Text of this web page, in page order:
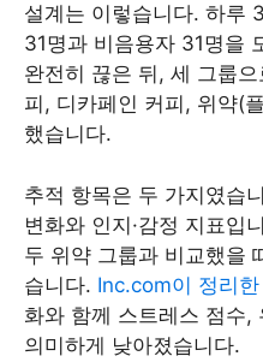
설계는 이렇습니다. 하루
31명과 비음용자 31명을
완전히 끊은 뒤, 세 그룹
피, 디카페인 커피, 위약(
했습니다.
추적 항목은 두 가지였습
변화와 인지·감정 지표입
두 위약 그룹과 비교했을
습니다. Inc.com이 정리
화와 함께 스트레스 점수,
의미하게 낮아졌습니다.